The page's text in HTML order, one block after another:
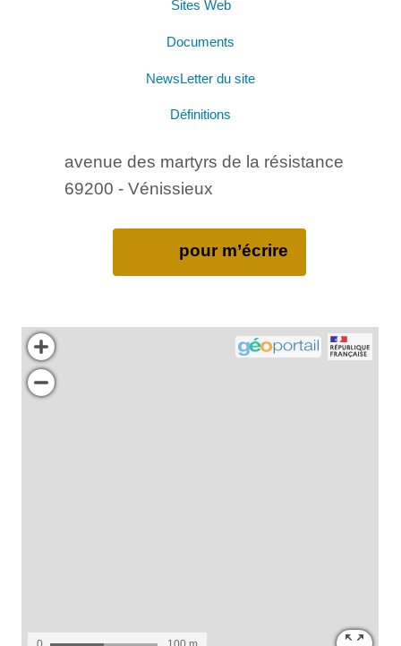
Sites Web
Documents
NewsLetter du site
Définitions
avenue des martyrs de la résistance
69200 - Vénissieux
pour m’écrire